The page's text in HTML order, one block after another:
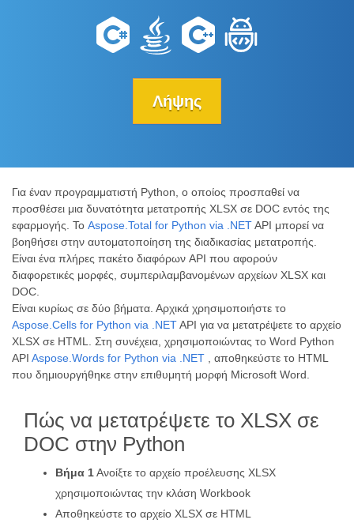
Λήψης
Για έναν προγραμματιστή Python, ο οποίος προσπαθεί να
προσθέσει μια δυνατότητα μετατροπής XLSX σε DOC εντός της
εφαρμογής. Το Aspose.Total for Python via .NETAPI μπορεί να
βοηθήσει στην αυτοματοποίηση της διαδικασίας μετατροπής.
Είναι ένα πλήρες πακέτο διαφόρων API που αφορούν
διαφορετικές μορφές, συμπεριλαμβανομένων αρχείων XLSX και
DOC.
Είναι κυρίως σε δύο βήματα. Αρχικά χρησιμοποιήστε το
Aspose.Cells for Python via .NETAPI για να μετατρέψετε το αρχείο
XLSX σε HTML. Στη συνέχεια, χρησιμοποιώντας το Word Python
API Aspose.Words for Python via .NET , αποθηκεύστε το HTML
που δημιουργήθηκε στην επιθυμητή μορφή Microsoft Word.
Πώς να μετατρέψετε το XLSX σε
DOC στην Python
Βήμα 1Ανοίξτε το αρχείο προέλευσης XLSX
χρησιμοποιώντας την κλάση Workbook
Αποθηκεύστε το αρχείο XLSX σε HTML